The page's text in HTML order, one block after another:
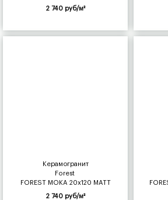
2 740 руб/м²
Керамогранит
Forest
FOREST MOKA 20x120 MATT
2 740 руб/м²